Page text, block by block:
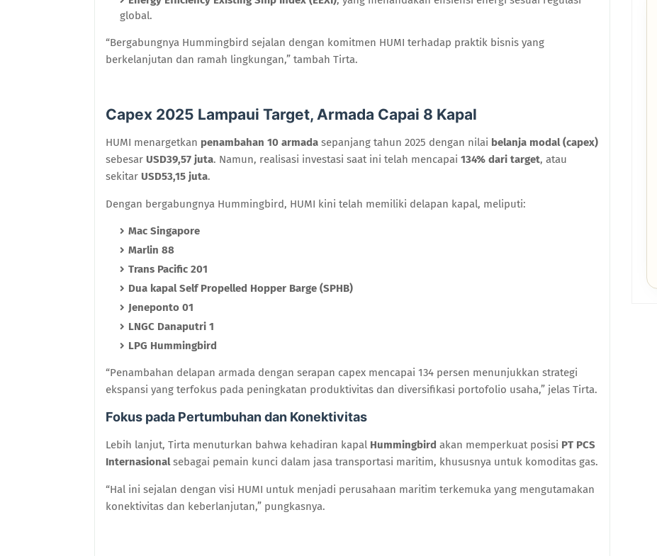
global.
“Bergabungnya Hummingbird sejalan dengan komitmen HUMI terhadap praktik bisnis yang
berkelanjutan dan ramah lingkungan,” tambah Tirta.
Capex 2025 Lampaui Target, Armada Capai 8 Kapal
HUMI menargetkan penambahan 10 armada sepanjang tahun 2025 dengan nilai belanja modal (capex)
sebesar USD39,57 juta. Namun, realisasi investasi saat ini telah mencapai 134% dari target, atau
sekitar USD53,15 juta.
Dengan bergabungnya Hummingbird, HUMI kini telah memiliki delapan kapal, meliputi:
Mac Singapore
Marlin 88
Trans Pacific 201
Dua kapal Self Propelled Hopper Barge (SPHB)
Jeneponto 01
LNGC Danaputri 1
LPG Hummingbird
“Penambahan delapan armada dengan serapan capex mencapai 134 persen menunjukkan strategi
ekspansi yang terfokus pada peningkatan produktivitas dan diversifikasi portofolio usaha,” jelas Tirta.
Fokus pada Pertumbuhan dan Konektivitas
Lebih lanjut, Tirta menuturkan bahwa kehadiran kapal Hummingbird akan memperkuat posisi PT PCS
Internasionalsebagai pemain kunci dalam jasa transportasi maritim, khususnya untuk komoditas gas.
“Hal ini sejalan dengan visi HUMI untuk menjadi perusahaan maritim terkemuka yang mengutamakan
konektivitas dan keberlanjutan,” pungkasnya.